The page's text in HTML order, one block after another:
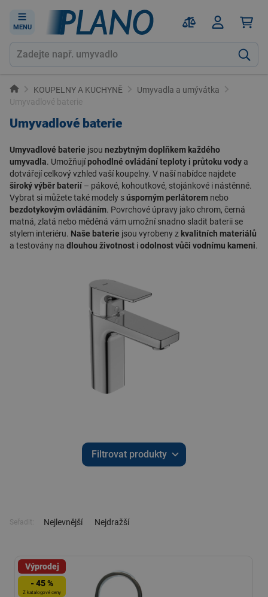
MENU
KOUPELNY A KUCHYNĚ
Umyvadla a umývátka
Umyvadlové baterie
Umyvadlové baterie
Umyvadlové baterie jsou nezbytným doplňkem každého
umyvadla. Umožňujípohodlné ovládání teploty i průtoku vody a
dotvářejí celkový vzhled vaší koupelny. V naší nabídce najdete
široký výběr baterií – pákové, kohoutkové, stojánkové i nástěnné.
Vybrat si můžete také modely súsporným perlátorem nebo
bezdotykovým ovládáním. Povrchové úpravy jako chrom, černá
matná, zlatá nebo měděná vám umožní snadno sladit baterii se
stylem interiéru. Naše baterie jsou vyrobeny z kvalitních materiálů
a testovány na dlouhou životnost iodolnost vůči vodnímu kameni.
Filtrovat produkty
Seřadit: Nejlevnější Nejdražší
Výprodej
- 45 %
Z katalogové ceny